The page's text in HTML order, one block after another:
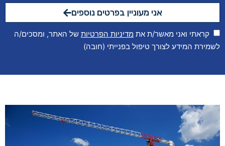
אני מעוניין בפרטים נוספים
קראתי ואני מאשר/ת את מדיניות הפרטיות של האתר, ומסכים/ה
לשמירת המידע לצורך טיפול בפנייתי (חובה)